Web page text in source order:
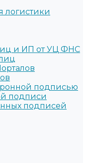
логистики
и ИП от УЦ ФНС
подписью
подписи
подписей